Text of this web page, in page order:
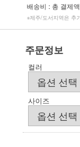
배송비 : 총 결제
※제주/도서지역은 추
주문정보
컬러
사이즈